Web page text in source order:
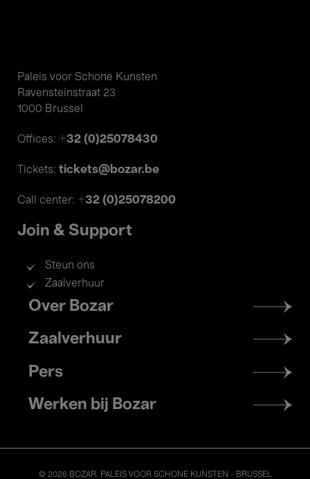
Paleis voor Schone Kunsten
Ravensteinstraat 23
1000 Brussel
Offices: +32 (0)25078430
Tickets: tickets@bozar.be
Call center: +32 (0)25078200
Join & Support
Steun ons
Zaalverhuur
Footer
menu
Over Bozar
Zaalverhuur
Pers
Werken bij Bozar
© 2026 BOZAR. PALEIS VOOR SCHONE KUNSTEN - BRUSSEL